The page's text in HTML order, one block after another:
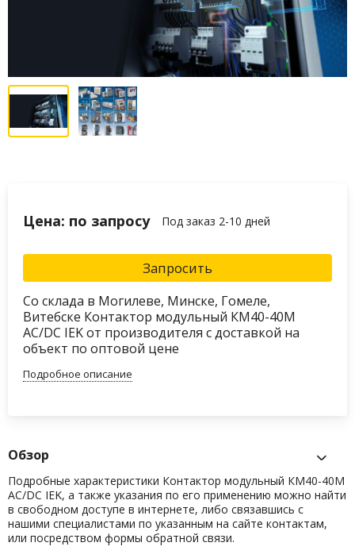
Цена: по запросу Под заказ 2-10 дней
Запросить
Со склада в Могилеве, Минске, Гомеле,
Витебске Контактор модульный КМ40-40М
AC/DC IEK от производителя с доставкой на
объект по оптовой цене
Подробное описание
Обзор
Подробные характеристики Контактор модульный КМ40-40М
AC/DC IEK, а также указания по его применению можно найти
в свободном доступе в интернете, либо связавшись с
нашими специалистами по указанным на сайте контактам,
или посредством формы обратной связи.